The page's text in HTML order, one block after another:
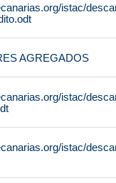
istac/
AGREGADOS
istac/
istac/